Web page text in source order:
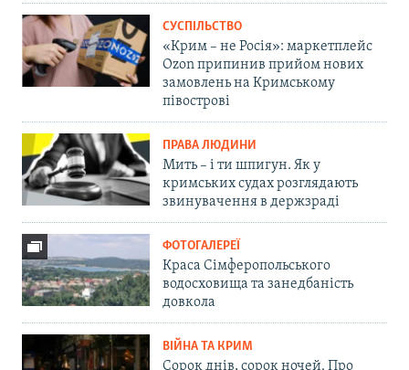
СУСПІЛЬСТВО
«Крим – не Росія»: маркетплейс
Ozon припинив прийом нових
замовлень на Кримському
півострові
ПРАВА ЛЮДИНИ
Мить – і ти шпигун. Як у
кримських судах розглядають
звинувачення в держзраді
ФОТОГАЛЕРЕЇ
Краса Сімферопольського
водосховища та занедбаність
довкола
ВІЙНА ТА КРИМ
Сорок днів, сорок ночей. Про